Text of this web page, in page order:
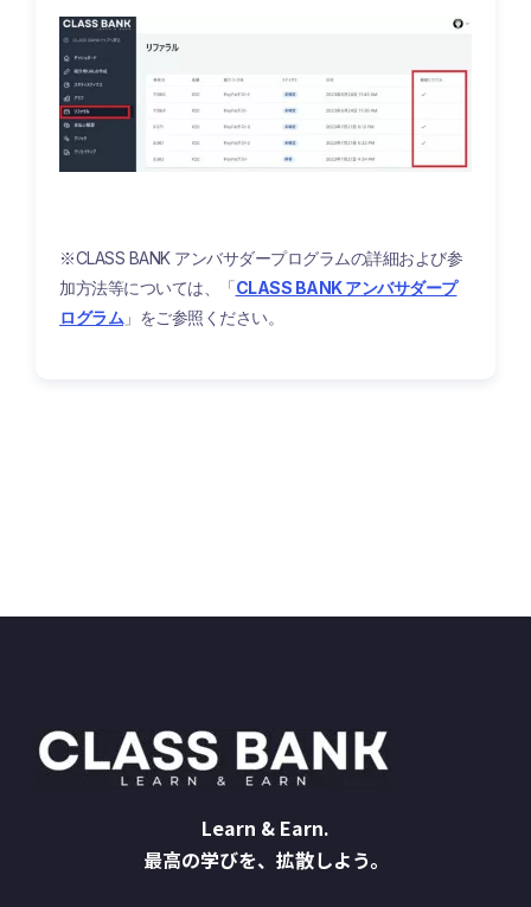
※CLASS BANK アンバサダープログラムの詳細および参
加方法等については、「CLASS BANK アンバサダープ
ログラム 」をご参照ください。
Learn & Earn.
最高の学びを、拡散しよう。